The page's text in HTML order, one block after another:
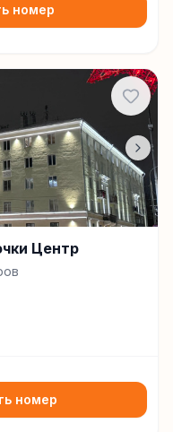
номер
Центр
номер